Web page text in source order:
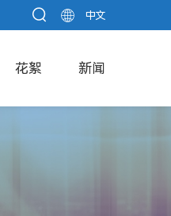
中文
花絮 新闻